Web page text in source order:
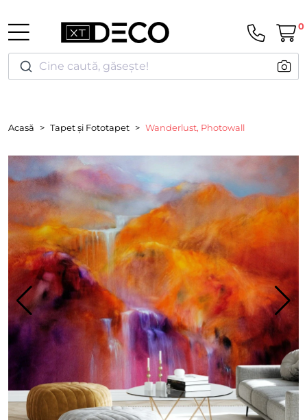
Cine caută, găsește!
0
Acasă Tapet și Fototapet Wanderlust, Photowall